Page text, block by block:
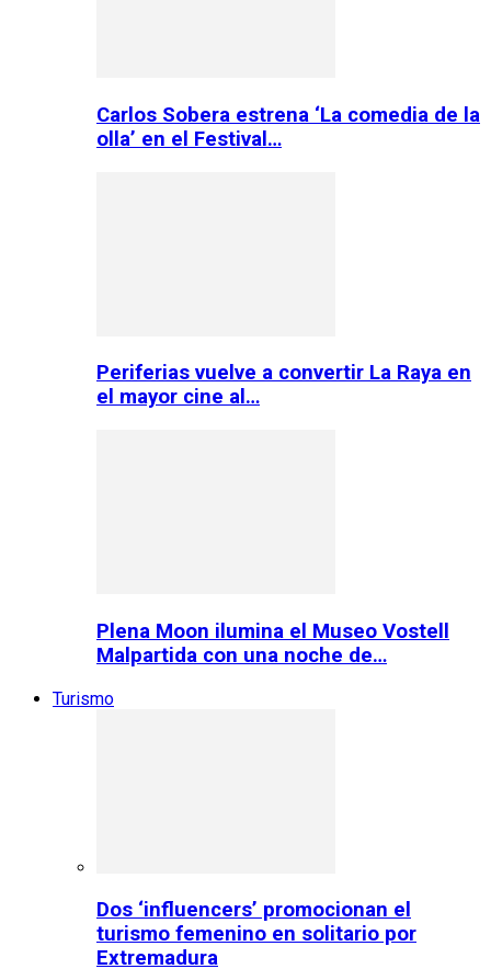
Carlos Sobera estrena ‘La comedia de la
olla’ en el Festival…
Periferias vuelve a convertir La Raya en
el mayor cine al…
Plena Moon ilumina el Museo Vostell
Malpartida con una noche de…
Turismo
Dos ‘influencers’ promocionan el
turismo femenino en solitario por
Extremadura